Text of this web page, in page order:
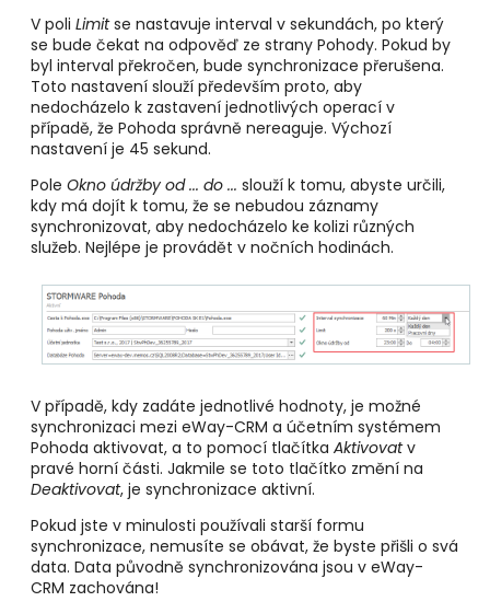
V poli Limitse nastavuje interval v sekundách, po který
se bude čekat na odpověď ze strany Pohody. Pokud by
byl interval překročen, bude synchronizace přerušena.
Toto nastavení slouží především proto, aby
nedocházelo k zastavení jednotlivých operací v
případě, že Pohoda správně nereaguje. Výchozí
nastavení je 45 sekund.
Pole Okno údržby od ... do ... slouží k tomu, abyste určili,
kdy má dojít k tomu, že se nebudou záznamy
synchronizovat, aby nedocházelo ke kolizi různých
služeb. Nejlépe je provádět v nočních hodinách.
V případě, kdy zadáte jednotlivé hodnoty, je možné
synchronizaci mezi eWay-CRM a účetním systémem
Pohoda aktivovat, a to pomocí tlačítka Aktivovatv
pravé horní části. Jakmile se toto tlačítko změní na
Deaktivovat, je synchronizace aktivní.
Pokud jste v minulosti používali starší formu
synchronizace, nemusíte se obávat, že byste přišli o svá
data. Data původně synchronizována jsou v eWay-
CRM zachována!